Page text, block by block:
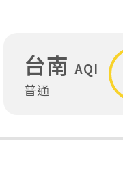
台南 AQI
普通